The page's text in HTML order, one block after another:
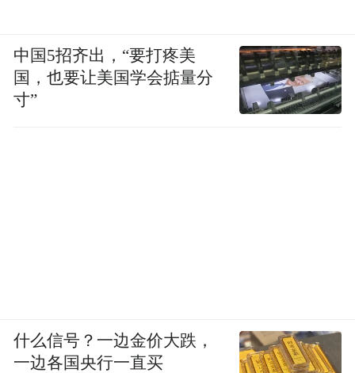
中国5招齐出，“要打疼美
国，也要让美国学会掂量分
寸”
什么信号？一边金价大跌，
一边各国央行一直买